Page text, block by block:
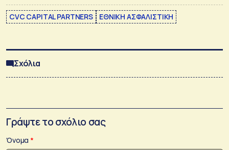
CVC CAPITAL PARTNERS ΕΘΝΙΚΗ ΑΣΦΑΛΙΣΤΙΚΗ
Σχόλια
Γράψτε το σχόλιο σας
Όνομα